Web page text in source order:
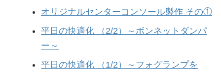
オリジナルセンターコンソール製作 その①
平日の快適化 （2/2）～ボンネットダンパ
ー～
平日の快適化 （1/2）～フォグランプを